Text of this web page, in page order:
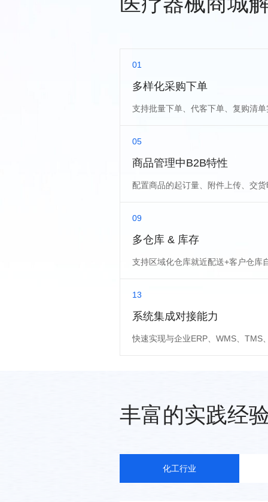
01
多样化采购下单
支持批量下单、代客下单、复购清
05
商品管理中B2B特性
配置商品的起订量、附件上传、交
09
多仓库 & 库存
支持区域化仓库就近配送+客户仓库
13
系统集成对接能力
快速实现与企业ERP、WMS、TMS
丰富的实践经
化工行业